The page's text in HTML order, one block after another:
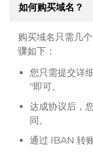
如何购买域名？
购买域名只需几
骤如下：
您只需提交详
"即可。
达成协议后，
同。
通过 IBAN 转